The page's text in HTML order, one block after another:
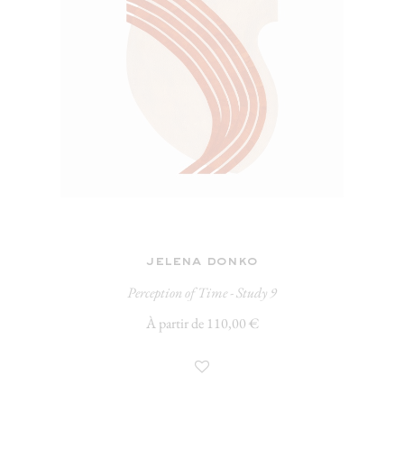
jelena donko
Perception of Time - Study 9
À partir de 110,00 €